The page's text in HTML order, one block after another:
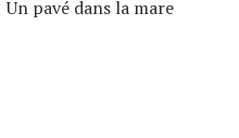
Un pavé dans la mare